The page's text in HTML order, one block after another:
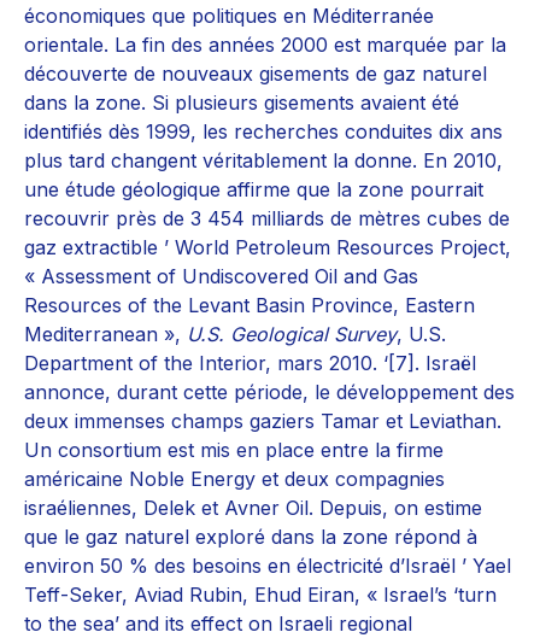
économiques que politiques en Méditerranée
orientale. La fin des années 2000 est marquée par la
découverte de nouveaux gisements de gaz naturel
dans la zone. Si plusieurs gisements avaient été
identifiés dès 1999, les recherches conduites dix ans
plus tard changent véritablement la donne. En 2010,
une étude géologique affirme que la zone pourrait
recouvrir près de 3 454 milliards de mètres cubes de
gaz extractible ’ World Petroleum Resources Project,
« Assessment of Undiscovered Oil and Gas
Resources of the Levant Basin Province, Eastern
Mediterranean », U.S. Geological Survey, U.S.
Department of the Interior, mars 2010. ‘[7]. Israël
annonce, durant cette période, le développement des
deux immenses champs gaziers Tamar et Leviathan.
Un consortium est mis en place entre la firme
américaine Noble Energy et deux compagnies
israéliennes, Delek et Avner Oil. Depuis, on estime
que le gaz naturel exploré dans la zone répond à
environ 50 % des besoins en électricité d’Israël ’ Yael
Teff-Seker, Aviad Rubin, Ehud Eiran, « Israel’s ‘turn
to the sea’ and its effect on Israeli regional